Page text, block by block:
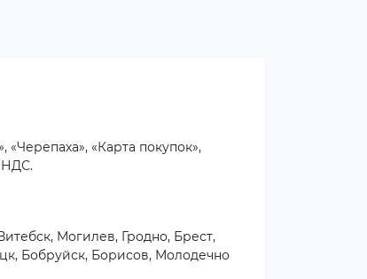
«Карта покупок»,
НДС.
Могилев, Гродно, Брест,
Бобруйск, Борисов, Молодечно